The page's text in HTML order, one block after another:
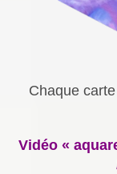
Chaque
Vidéo «